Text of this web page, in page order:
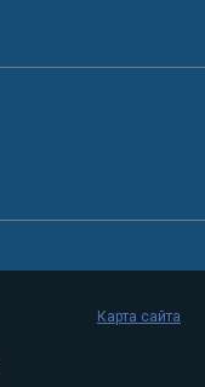
Карта сайта